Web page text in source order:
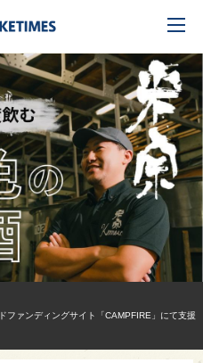
ファンディングサイト「CAMPFIRE」にて支援